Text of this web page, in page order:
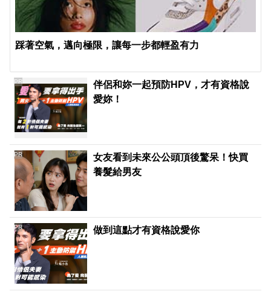
踩著空氣，邁向極限，讓每一步都輕盈有力
伴侶和妳一起預防HPV，才有資格說
愛妳！
PR
女友看到未來公公頭頂後驚呆！快買
養髮給男友
PR
做到這點才有資格說愛你
PR